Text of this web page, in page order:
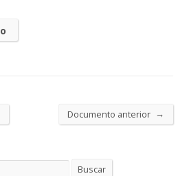
Documento anterior →
Buscar